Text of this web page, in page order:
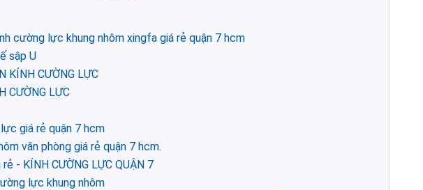
cường lực khung nhôm xingfa giá rẻ quận 7 hcm
sập U
KÍNH CƯỜNG LỰC
CƯỜNG LỰC
giá rẻ quận 7 hcm
văn phòng giá rẻ quận 7 hcm.
- KÍNH CƯỜNG LỰC QUẬN 7
lực khung nhôm